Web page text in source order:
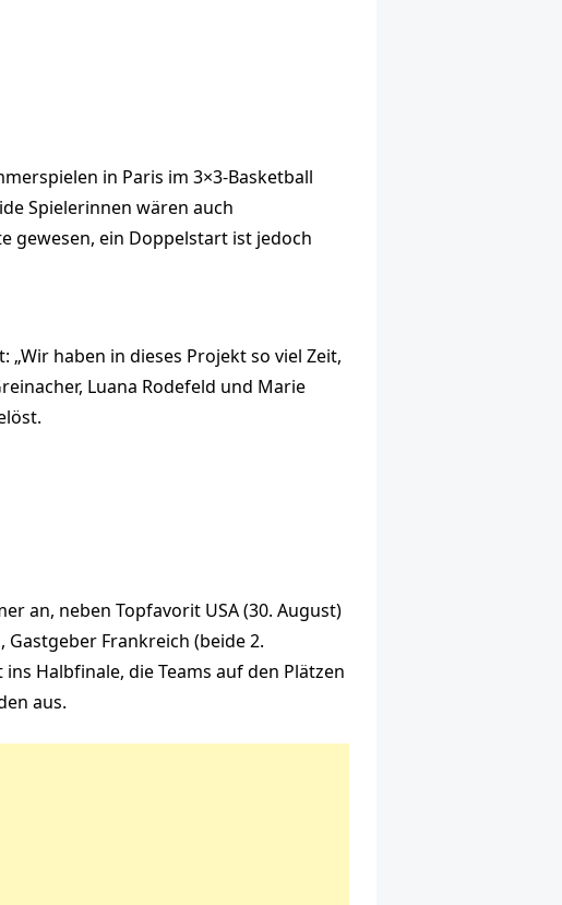
in Paris im 3×3-Basketball
Spielerinnen wären auch
gewesen, ein Doppelstart ist jedoch
haben in dieses Projekt so viel Zeit,
Luana Rodefeld und Marie
an, neben Topfavorit USA (30. August)
Gastgeber Frankreich (beide 2.
Halbfinale, die Teams auf den Plätzen
aus.